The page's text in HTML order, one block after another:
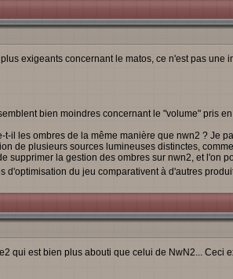
exigeants concernant le matos, ce n'est pas une
bien moindres concernant le "volume" pris
t-il les ombres de la même manière que nwn2 ? Je
de plusieurs sources lumineuses distinctes,
supprimer la gestion des ombres sur nwn2, et l'on
d'optimisation du jeu comparativent à d'autres
qui est bien plus abouti que celui de NwN2... Ceci